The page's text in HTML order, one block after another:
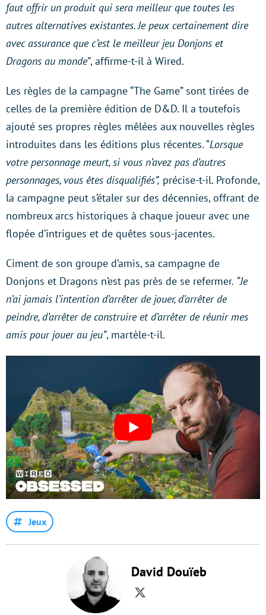
faut offrir un produit qui sera meilleur que toutes les
autres alternatives existantes. Je peux certainement dire
avec assurance que c’est le meilleur jeu Donjons et
Dragons au monde”, affirme-t-il à Wired.
Les règles de la campagne “The Game” sont tirées de
celles de la première édition de D&D. Il a toutefois
ajouté ses propres règles mêlées aux nouvelles règles
introduites dans les éditions plus récentes. “Lorsque
votre personnage meurt, si vous n’avez pas d’autres
personnages, vous êtes disqualifiés”, précise-t-il. Profonde,
la campagne peut s’étaler sur des décennies, offrant de
nombreux arcs historiques à chaque joueur avec une
flopée d’intrigues et de quêtes sous-jacentes.
Ciment de son groupe d’amis, sa campagne de
Donjons et Dragons n’est pas près de se refermer. “Je
n’ai jamais l’intention d’arrêter de jouer, d’arrêter de
peindre, d’arrêter de construire et d’arrêter de réunir mes
amis pour jouer au jeu”, martèle-t-il.
Jeux
David Douïeb
Twitter